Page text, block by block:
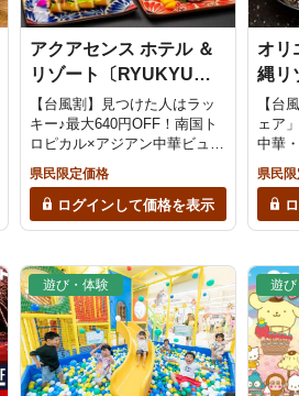
アクアセンス ホテル ＆
リゾート〔RYUKYU
CHINESE Bon Fire〕
【台風割】見つけた人はラッ
キー♪最大640円OFF！南国ト
ロピカル×アジアン中華ビュッ
フェ★※当日14時まで予約OK
県民限定価格
ログインして価格を表示
オリ
縄リ
〔
リル
【台
ェア
中華
題！
県民
遊び・体験 遊